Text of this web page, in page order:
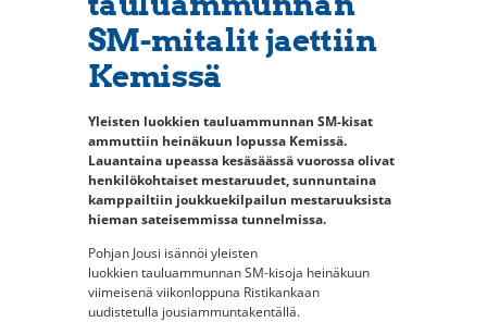
SM-mitalit jaettiin
Kemissä
Yleisten luokkien tauluammunnan SM-kisat
ammuttiin heinäkuun lopussa Kemissä.
Lauantaina upeassa kesäsäässä vuorossa olivat
henkilökohtaiset mestaruudet, sunnuntaina
kamppailtiin joukkuekilpailun mestaruuksista
hieman sateisemmissa tunnelmissa.
Pohjan Jousi isännöi yleisten
luokkien tauluammunnan SM-kisoja heinäkuun
viimeisenä viikonloppuna Ristikankaan
uudistetulla jousiammuntakentällä.